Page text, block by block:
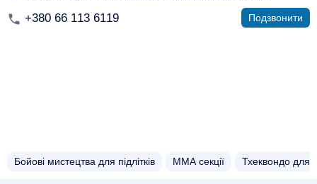
+380 66 113 6119 Подзвонити
Бойові мистецтва для підлітків ММА секції Тхеквондо для